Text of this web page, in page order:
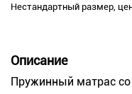
Нестандартный размер,
Описание
Пружинный матрас